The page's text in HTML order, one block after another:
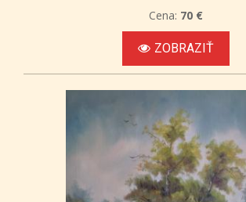
Cena: 70 €
ZOBRAZIŤ